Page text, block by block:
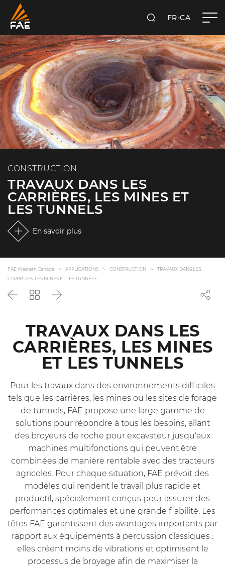
RECHERCHER
FR-CA
CONSTRUCTION
TRAVAUX DANS LES
CARRIÈRES, LES MINES ET
LES TUNNELS
En savoir plus
FAE Western Canada APPLICATIONS CONSTRUCTION
TRAVAUX DANS LES
CARRIÈRES, LES MINES ET LES TUNNELS
PrécédentRevenirSuivant
TRAVAUX DANS LES
CARRIÈRES, LES MINES
ET LES TUNNELS
Pour les travaux dans des environnements difficiles
tels que les carrières, les mines ou les sites de forage
de tunnels, FAE propose une large gamme de
solutions pour répondre à tous les besoins, allant
des broyeurs de roche pour excavateur jusqu'aux
machines multifonctions qui peuvent être
combinées de manière rentable avec des tracteurs
agricoles. Pour chaque situation, FAE prévoit des
modèles qui rendent le travail plus rapide et
productif, spécialement conçus pour assurer des
performances optimales et une grande fiabilité. Les
têtes FAE garantissent des avantages importants par
rapport aux équipements à percussion classiques :
elles créent moins de vibrations et optimisent le
processus de broyage afin de maximiser la